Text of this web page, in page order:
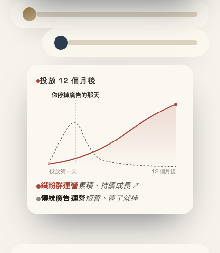
投放 12 個月後
你停掉廣告的那天
投放第一天 12 個月後
鐵粉群運營累積、持續成長 ↗
傳統廣告運營短暫、停了就掉